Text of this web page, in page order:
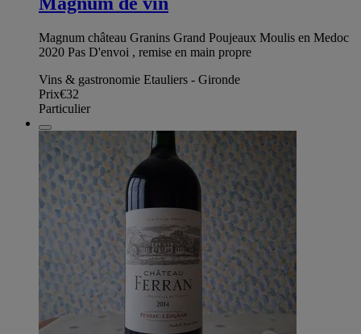
Magnum château Granins Grand Poujeaux Moulis en Medoc
2020 Pas D'envoi , remise en main propre
Vins & gastronomie Etauliers - Gironde
Prix€32
Particulier